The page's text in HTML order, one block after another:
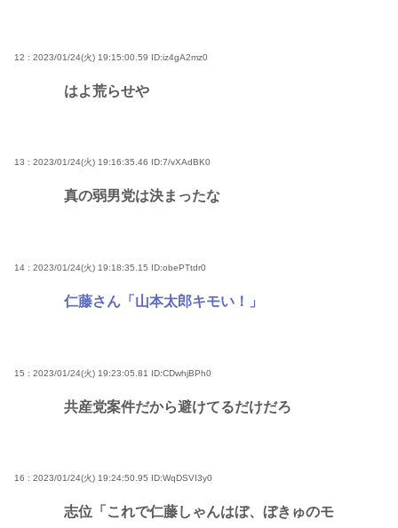
12 : 2023/01/24(火) 19:15:00.59 ID:iz4gA2mz0
はよ荒らせや
13 : 2023/01/24(火) 19:16:35.46 ID:7/vXAdBK0
真の弱男党は決まったな
14 : 2023/01/24(火) 19:18:35.15 ID:obePTtdr0
仁藤さん「山本太郎キモい！」
15 : 2023/01/24(火) 19:23:05.81 ID:CDwhjBPh0
共産党案件だから避けてるだけだろ
16 : 2023/01/24(火) 19:24:50.95 ID:WqDSVI3y0
志位「これで仁藤しゃんはぼ、ぼきゅのモ